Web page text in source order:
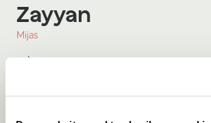
Zayyan
Mijas